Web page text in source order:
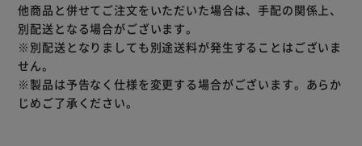
他商品と併せてご注文をいただいた場合は、手配の関係上、
別配送となる場合がございます。
※別配送となりましても別途送料が発生することはございま
せん。
※製品は予告なく仕様を変更する場合がございます。あらか
じめご了承ください。